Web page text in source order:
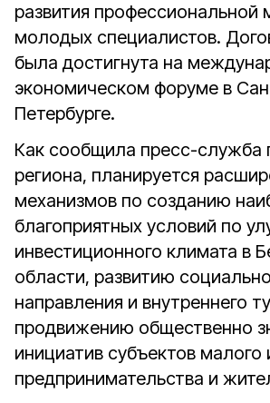
развития профессиональной
молодых специалистов.
была достигнута на
экономическом форуме в
Петербурге.
Как сообщила пресс-служба
региона, планируется
механизмов по созданию
благоприятных условий по
инвестиционного климата в
области, развитию
направления и внутреннего
продвижению общественно
инициатив субъектов малого
предпринимательства и